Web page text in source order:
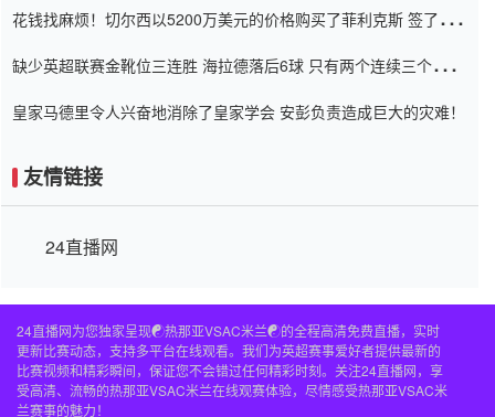
花钱找麻烦！切尔西以5200万美元的价格购买了菲利克斯 签了7年
缺少英超联赛金靴位三连胜 海拉德落后6球 只有两个连续三个连续
皇家马德里令人兴奋地消除了皇家学会 安彭负责造成巨大的灾难！
友情链接
24直播网
24直播网为您独家呈现☯️热那亚VSAC米兰☯️的全程高清免费直播，实时
更新比赛动态，支持多平台在线观看。我们为英超赛事爱好者提供最新的
比赛视频和精彩瞬间，保证您不会错过任何精彩时刻。关注24直播网，享
受高清、流畅的热那亚VSAC米兰在线观赛体验，尽情感受热那亚VSAC米
兰赛事的魅力！